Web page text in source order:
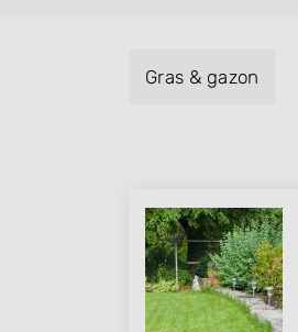
Gras & gazon